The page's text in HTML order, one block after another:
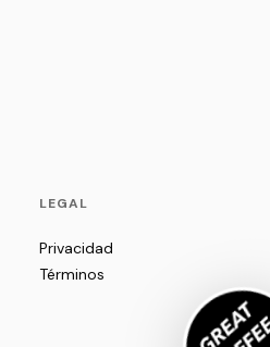
LEGAL
Privacidad
Términos